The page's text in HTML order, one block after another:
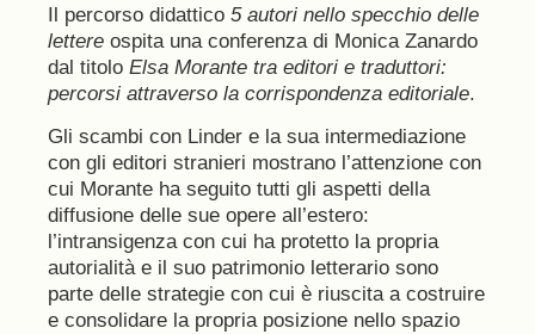
Il percorso didattico 5 autori nello specchio delle
lettere ospita una conferenza di Monica Zanardo
dal titolo Elsa Morante tra editori e traduttori:
percorsi attraverso la corrispondenza editoriale.
Gli scambi con Linder e la sua intermediazione
con gli editori stranieri mostrano l’attenzione con
cui Morante ha seguito tutti gli aspetti della
diffusione delle sue opere all’estero:
l’intransigenza con cui ha protetto la propria
autorialità e il suo patrimonio letterario sono
parte delle strategie con cui è riuscita a costruire
e consolidare la propria posizione nello spazio